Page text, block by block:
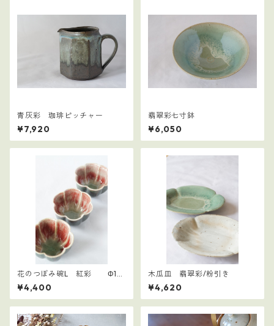
青灰彩 珈琲ピッチャー
¥7,920
翡翠彩七寸鉢
¥6,050
花のつぼみ碗L 紅彩 Φ12
㎝
¥4,400
木瓜皿 翡翠彩/粉引き
¥4,620